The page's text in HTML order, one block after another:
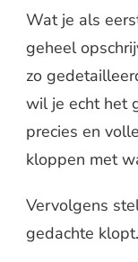
Wat je als
geheel
zo
wil je echt het
precies en
kloppen met
Vervolgens
gedachte